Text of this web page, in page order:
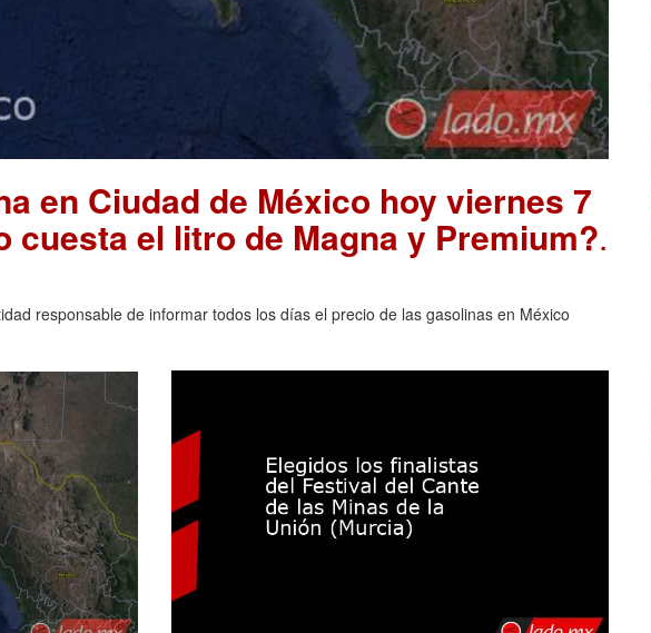
en Ciudad de México hoy viernes 7
cuesta el litro de Magna y Premium?.
responsable de informar todos los días el precio de las gasolinas en México